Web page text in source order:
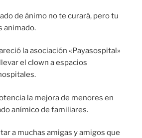
de ánimo no te curará, pero tu
animado.
la asociación «Payasospital»
el clown a espacios
la mejora de menores en
anímico de familiares.
a muchas amigas y amigos que